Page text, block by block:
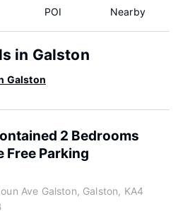
POI Nearby
in Galston
Galston
2 Bedrooms
Free Parking
Ave Galston, Galston, KA4